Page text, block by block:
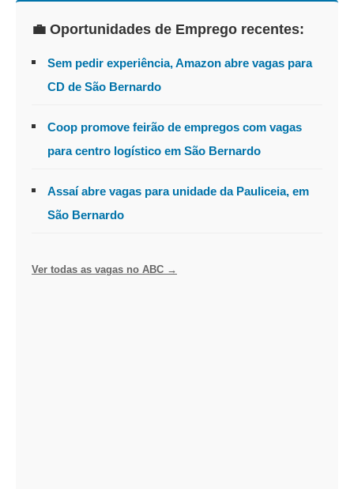
💼 Oportunidades de Emprego recentes:
Sem pedir experiência, Amazon abre vagas para
CD de São Bernardo
Coop promove feirão de empregos com vagas
para centro logístico em São Bernardo
Assaí abre vagas para unidade da Pauliceia, em
São Bernardo
Ver todas as vagas no ABC →